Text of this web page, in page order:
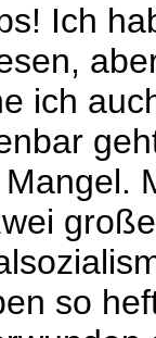
Ich
ich
Mangel.
so